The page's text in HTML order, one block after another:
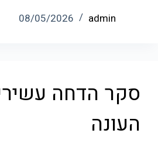
admin
08/05/2026
סקר הדחה
העונה